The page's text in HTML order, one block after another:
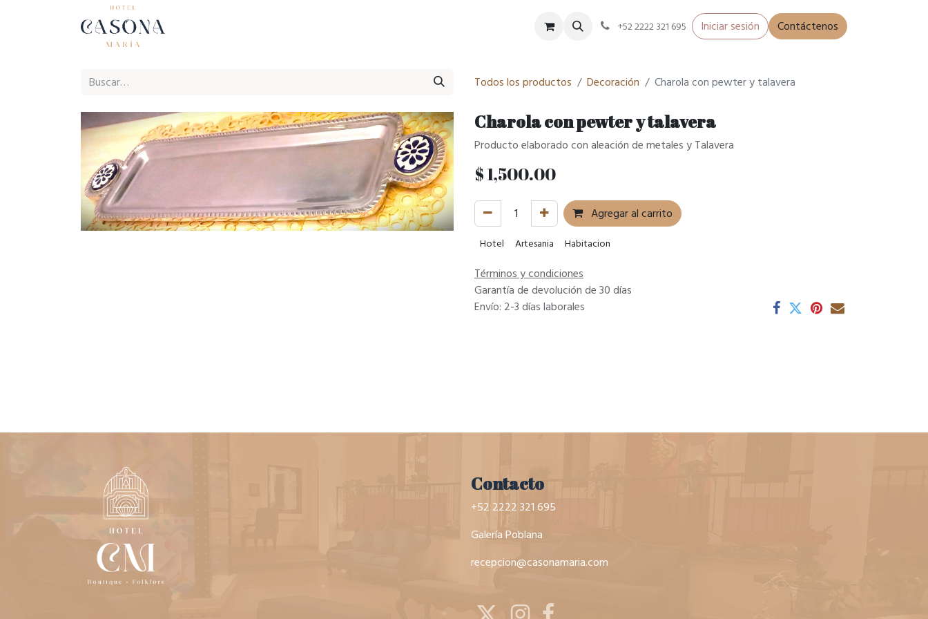
+52 2222 321 695 Iniciar sesión Contáctenos
Todos los productos Decoración Charola con pewter y talavera
Charola con pewter y talavera
Producto elaborado con aleación de metales y Talavera
$1,500.00
Agregar al carrito
Hotel Artesania Habitacion
Términos y condiciones
Garantía de devolución de 30 días
Envío: 2-3 días laborales
Contacto
+52 2222 321 695
Galería Poblana
recepcion@casonamaria.com